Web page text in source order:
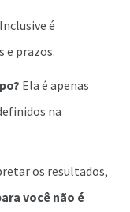
é
e prazos.
Ela é apenas
na
os resultados,
você não é